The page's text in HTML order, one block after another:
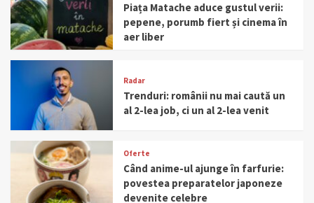
Piața Matache aduce gustul verii:
pepene, porumb fiert și cinema în
aer liber
Radar
Trenduri: românii nu mai caută un
al 2-lea job, ci un al 2-lea venit
Oferte
Când anime-ul ajunge în farfurie:
povestea preparatelor japoneze
devenite celebre